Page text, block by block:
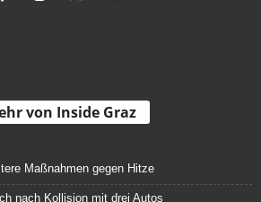
von Inside Graz
Maßnahmen gegen Hitze
nach Kollision mit drei Autos